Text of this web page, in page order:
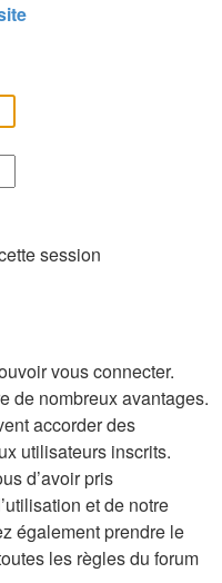
session
vous connecter.
de nombreux avantages.
accorder des
utilisateurs inscrits.
d’avoir pris
et de notre
également prendre le
les règles du forum